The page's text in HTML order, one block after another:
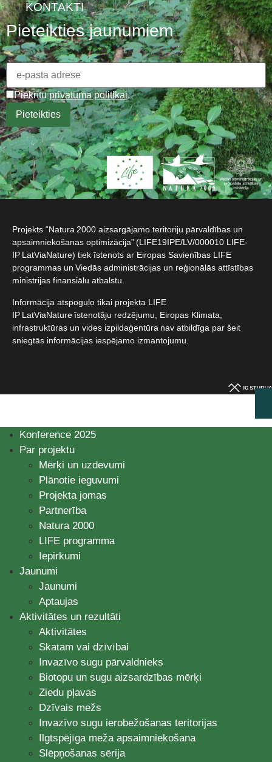
KONTAKTI
Pieteikties jaunumiem
Piekrītuprivātuma politikai.
Projekts “Natura 2000 aizsargājamo teritoriju pārvaldības un
apsaimniekošanas optimizācija” (LIFE19IPE/LV/000010 LIFE-
IP LatViaNature) tiek īstenots ar Eiropas Savienības LIFE
programmas un Viedās administrācijas un reģionālās attīstības
ministrijas finansiālu atbalstu.​
Informācija atspoguļo tikai projekta LIFE
IP LatViaNature īstenotāju redzējumu, Eiropas Klimata,
infrastruktūras un vides izpildaģentūra nav atbildīga par šeit
sniegtās informācijas iespējamo izmantojumu.​
Konference 2025
Par projektu
Mērķi un uzdevumi
Plānotie ieguvumi
Projekta jomas
Partnerība
Natura 2000
LIFE programma
Iepirkumi
Jaunumi
Jaunumi
Aptaujas
Aktivitātes un rezultāti
Aktivitātes
Skatam vai dzīvībai
Invazīvo sugu pārvaldnieks
Biotopu un sugu aizsardzības mērķi
Ziedu pļavas
Dzīvais mežs
Invazīvo sugu ierobežošanas teritorijas
Ilgtspējīga meža apsaimniekošana
Slēpņošanas sērija